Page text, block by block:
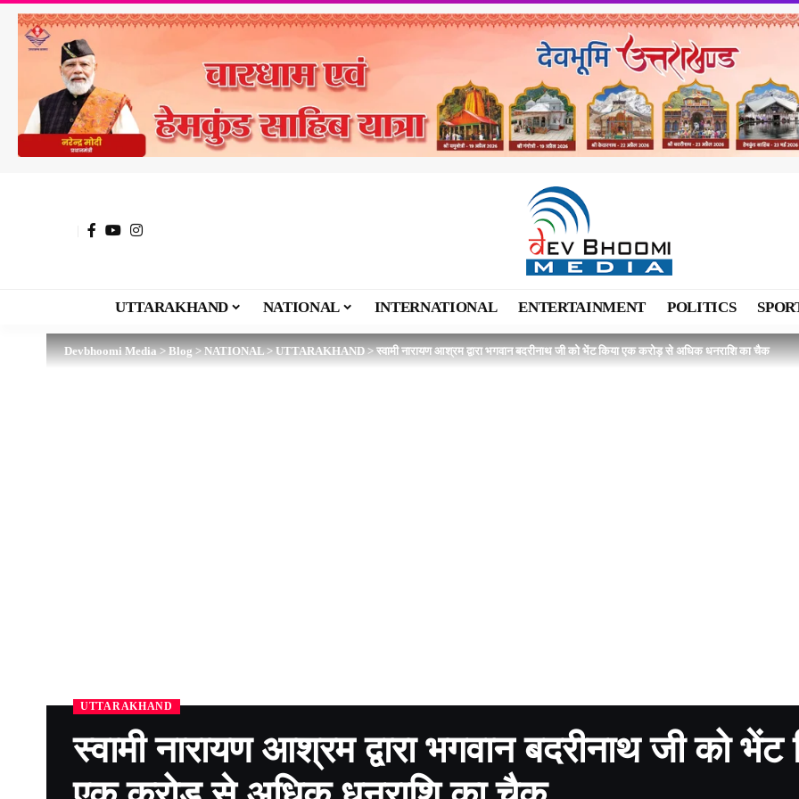
UTTARAKHAND NATIONAL INTERNATIONAL ENTERTAINMENT POLITICS
Devbhoomi Media>Blog>NATIONAL>UTTARAKHAND>स्वामी नारायण आश्रम द्वारा भगवान बदरीनाथ जी को भेंट किया एक करोड़ से अधिक धनराशि का चैक
UTTARAKHAND
स्वामी नारायण आश्रम द्वारा भगवान बदरीनाथ जी को भेंट